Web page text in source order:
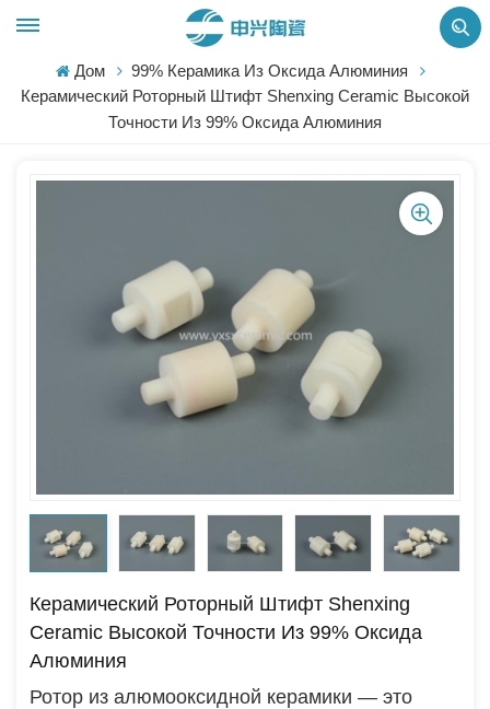
Дом
99% Керамика Из Оксида Алюминия
Керамический Роторный Штифт Shenxing Ceramic Высокой
Точности Из 99% Оксида Алюминия
Керамический Роторный Штифт Shenxing
Ceramic Высокой Точности Из 99% Оксида
Алюминия
Ротор из алюмооксидной керамики — это